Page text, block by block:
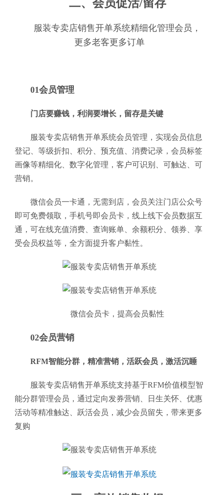
二、会员促活/留存
服装专卖店销售开单系统精细化管理会员，
更多老客更多订单
01会员管理
门店要赚钱，利润要增长，留存是关键
服装专卖店销售开单系统会员管理，实现会员信息
登记、等级折扣、积分、预充值、消费记录，会员标签
画像等精细化、数字化管理，客户可识别、可触达、可
营销。
微信会员一卡通，无需到店，会员关注门店公众号
即可免费领取，手机号即会员卡，线上线下会员数据互
通，可在线充值消费、查询账单、余额积分、领券、享
受会员权益等，全方面提升客户黏性。
微信会员卡，提高会员黏性
02会员营销
RFM智能分群，精准营销，活跃会员，激活沉睡
服装专卖店销售开单系统支持基于RFM价值模型智
能分群管理会员，通过定向发券营销、日生关怀、优惠
活动等精准触达、跃活会员，减少会员留失，带来更多
复购